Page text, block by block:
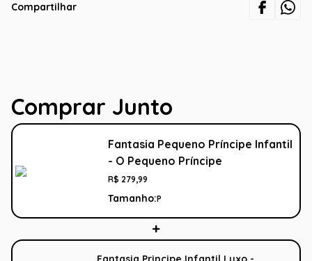
Compartilhar
Comprar Junto
Fantasia Pequeno Príncipe Infantil
- O Pequeno Príncipe
R$ 279,99
Tamanho:P